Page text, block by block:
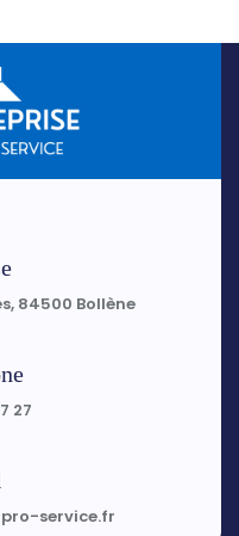
84500 Bollène
27
service.fr